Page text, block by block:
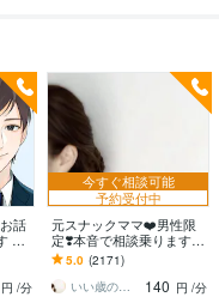
話
愚
円 /分
今すぐ相談可能
予約受付中
元スナックママ❤️男性限
定❣️本音で相談乗ります
私に頼ってみませんか❤️
味方になります。
5.0 (2171)
いい歳のエリー♡
140 円 /分